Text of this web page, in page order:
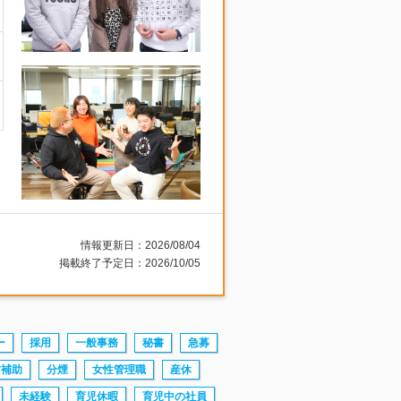
情報更新日：2026/08/04
掲載終了予定日：2026/10/05
採用 一般事務 秘書 急募
助 分煙 女性管理職 産休
未経験 育児休暇 育児中の社員